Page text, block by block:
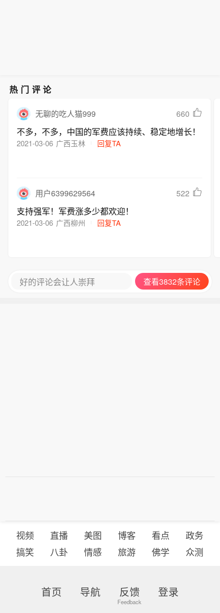
热门评论
无聊的吃人猫999 660
不多，不多，中国的军费应该持续、稳定地增长！
2021-03-06 广西玉林 回复TA
用户6399629564 522
支持强军！军费涨多少都欢迎！
2021-03-06 广西柳州 回复TA
好的评论会让人崇拜 查看3832条评论
视频 直播 美图 博客 看点
政务
搞笑
八卦 情感 旅游 佛学 众测
首页 导航 反馈 登录